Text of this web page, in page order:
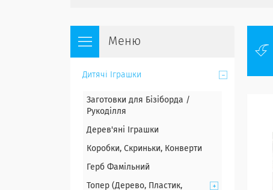
Дитячі Іграшки
Заготовки для Бізіборда /
Рукоділля
Дерев'яні Іграшки
Коробки, Скриньки, Конверти
Герб Фамільний
Топер (Дерево, Пластик,